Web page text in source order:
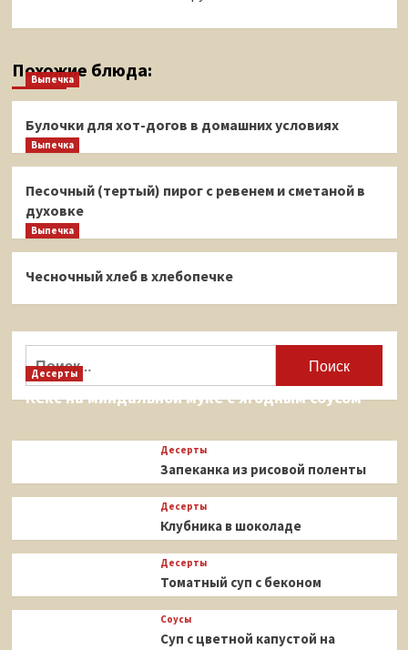
Похожие блюда:
Выпечка
Булочки для хот-догов в домашних условиях
Выпечка
Песочный (тертый) пирог с ревенем и сметаной в
духовке
Выпечка
Чесночный хлеб в хлебопечке
Десерты
Кекс на миндальной муке с ягодным соусом
Десерты
Запеканка из рисовой поленты
Десерты
Клубника в шоколаде
Десерты
Томатный суп с беконом
Соусы
Суп с цветной капустой на